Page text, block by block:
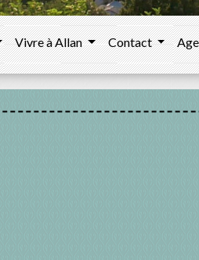
Vivre à Allan Contact